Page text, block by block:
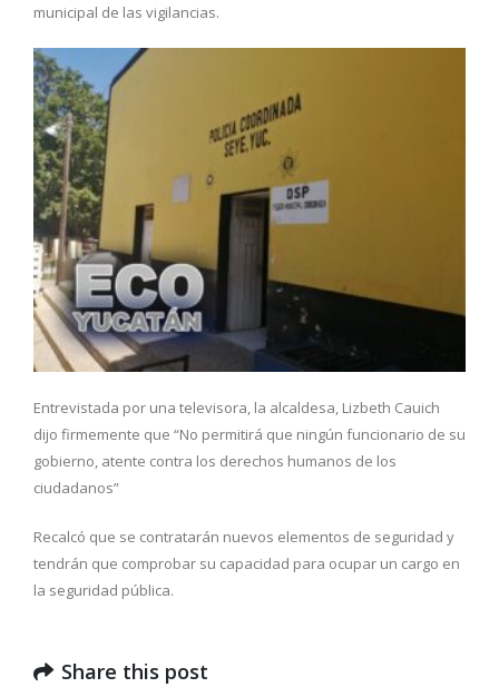
municipal de las vigilancias.
Entrevistada por una televisora, la alcaldesa, Lizbeth Cauich
dijo firmemente que “No permitirá que ningún funcionario de su
gobierno, atente contra los derechos humanos de los
ciudadanos”
Recalcó que se contratarán nuevos elementos de seguridad y
tendrán que comprobar su capacidad para ocupar un cargo en
la seguridad pública.
Share this post